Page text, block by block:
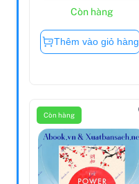
Còn hàng
Thêm vào giỏ hàng
Còn hàng